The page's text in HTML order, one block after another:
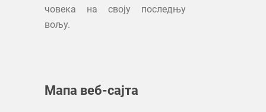
човека на своју последњу
вољу.
Мапа веб-сајта